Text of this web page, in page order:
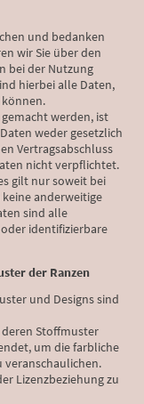
und bedanken
wir Sie über den
bei der Nutzung
hierbei alle Daten,
werden, ist
weder gesetzlich
Vertragsabschluss
nicht verpflichtet.
gilt nur soweit bei
anderweitige
sind alle
identifizierbare
der Ranzen
und Designs sind
Stoffmuster
um die farbliche
Lizenzbeziehung zu